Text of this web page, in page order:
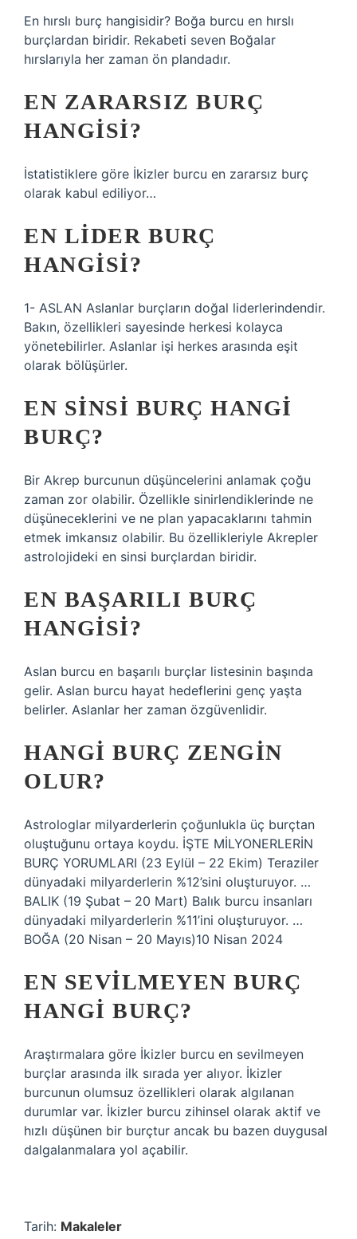
En hırslı burç hangisidir? Boğa burcu en hırslı
burçlardan biridir. Rekabeti seven Boğalar
hırslarıyla her zaman ön plandadır.
EN ZARARSIZ BURÇ
HANGISI?
İstatistiklere göre İkizler burcu en zararsız burç
olarak kabul ediliyor…
EN LIDER BURÇ
HANGISI?
1- ASLAN Aslanlar burçların doğal liderlerindendir.
Bakın, özellikleri sayesinde herkesi kolayca
yönetebilirler. Aslanlar işi herkes arasında eşit
olarak bölüşürler.
EN SINSI BURÇ HANGI
BURÇ?
Bir Akrep burcunun düşüncelerini anlamak çoğu
zaman zor olabilir. Özellikle sinirlendiklerinde ne
düşüneceklerini ve ne plan yapacaklarını tahmin
etmek imkansız olabilir. Bu özellikleriyle Akrepler
astrolojideki en sinsi burçlardan biridir.
EN BAŞARILI BURÇ
HANGISI?
Aslan burcu en başarılı burçlar listesinin başında
gelir. Aslan burcu hayat hedeflerini genç yaşta
belirler. Aslanlar her zaman özgüvenlidir.
HANGI BURÇ ZENGIN
OLUR?
Astrologlar milyarderlerin çoğunlukla üç burçtan
oluştuğunu ortaya koydu. İŞTE MİLYONERLERİN
BURÇ YORUMLARI (23 Eylül – 22 Ekim) Teraziler
dünyadaki milyarderlerin %12’sini oluşturuyor. …
BALIK (19 Şubat – 20 Mart) Balık burcu insanları
dünyadaki milyarderlerin %11’ini oluşturuyor. …
BOĞA (20 Nisan – 20 Mayıs)10 Nisan 2024
EN SEVILMEYEN BURÇ
HANGI BURÇ?
Araştırmalara göre İkizler burcu en sevilmeyen
burçlar arasında ilk sırada yer alıyor. İkizler
burcunun olumsuz özellikleri olarak algılanan
durumlar var. İkizler burcu zihinsel olarak aktif ve
hızlı düşünen bir burçtur ancak bu bazen duygusal
dalgalanmalara yol açabilir.
Tarih: Makaleler